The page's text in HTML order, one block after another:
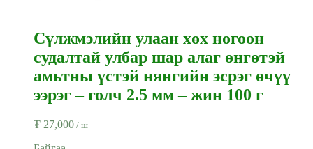
Сүлжмэлийн улаан хөх ногоон
судалтай улбар шар алаг өнгөтэй
амьтны үстэй нянгийн эсрэг өчүү
ээрэг – голч 2.5 мм – жин 100 г
₮ 27,000 / ш